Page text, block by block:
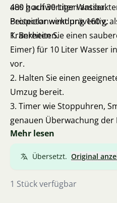
aus hochwertigen
Protector wirkt präventiv,
Krankheiten.
480 g auf 30 Liter Wasser.
Beispielanwendung 160 g:
1. Bereiten Sie einen
Eimer) für 10 Liter Wasser
vor.
2. Halten Sie einen
Umzug bereit.
3. Timer wie Stoppuhren,
genauen Überwachung
4. Akklimatisieren Sie die
Transportbehälter, indem
5. Füllen Sie den
Mehr lesen
Übersetzt. Original
1 Stück verfügbar